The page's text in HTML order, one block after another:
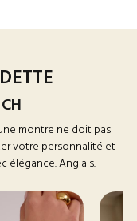
montre ne doit pas
votre personnalité et
élégance. Anglais.